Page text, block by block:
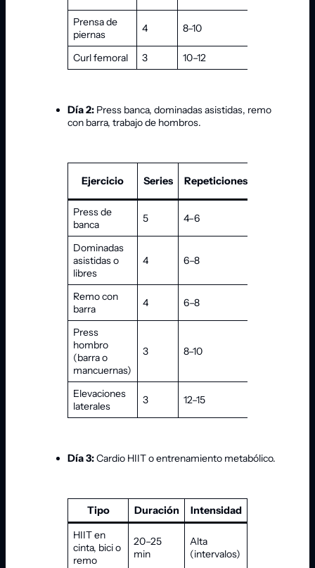
Prensa de
piernas
4 8–10
Curl femoral 3 10–12
Día 2: Press banca, dominadas asistidas, remo
con barra, trabajo de hombros.
Ejercicio Series Repeticiones
Press de
banca
5 4–6
Dominadas
asistidas o
libres
4 6–8
Remo con
barra
4 6–8
Press
hombro
(barra o
mancuernas)
3 8–10
Elevaciones
laterales
3 12–15
Día 3:Cardio HIIT o entrenamiento metabólico.
Tipo Duración Intensidad
HIIT en
cinta, bici o
remo
20–25
min
Alta
(intervalos)